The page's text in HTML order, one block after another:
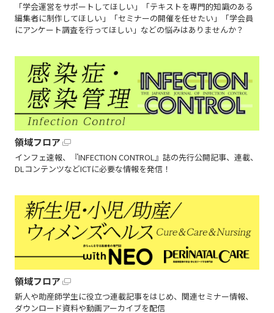
「学会運営をサポートしてほしい」「テキストを専門的知識のある
編集者に制作してほしい」「セミナーの開催を任せたい」「学会員
にアンケート調査を行ってほしい」などの悩みはありませんか？
領域フロア
インフェ速報、『INFECTION CONTROL』誌の先行公開記事、連載、
DLコンテンツなどICTに必要な情報を発信！
領域フロア
新人や助産師学生に役立つ連載記事をはじめ、関連セミナー情報、
ダウンロード資料や動画アーカイブを配信